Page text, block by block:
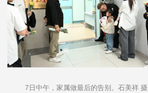
7日中午，家属做最后的告别。石美祥 摄